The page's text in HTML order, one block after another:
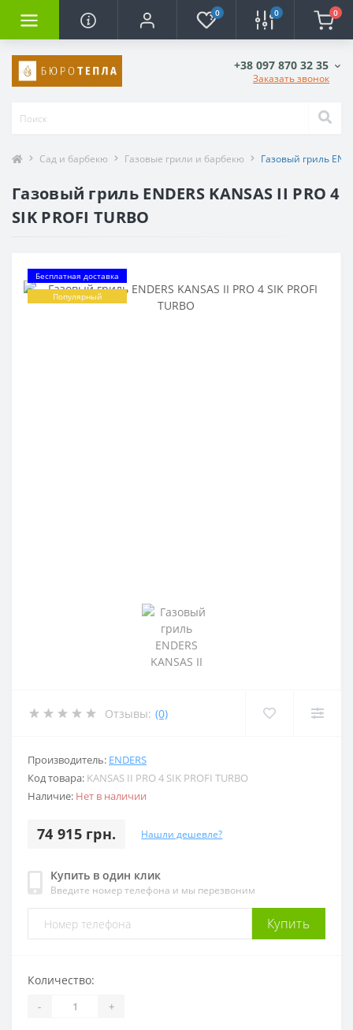
0 0 0
+38 097 870 32 35
Заказать звонок
Сад и барбекю Газовые грили и барбекю Газовый гриль
Газовый гриль ENDERS KANSAS II PRO 4
SIK PROFI TURBO
Бесплатная доставка
Популярный
Отзывы: (0)
Производитель: ENDERS
Код товара: KANSAS II PRO 4 SIK PROFI TURBO
Наличие: Нет в наличии
74 915 грн. Нашли дешевле?
Купить в один клик
Введите номер телефона и мы перезвоним
Купить
Количество:
- +